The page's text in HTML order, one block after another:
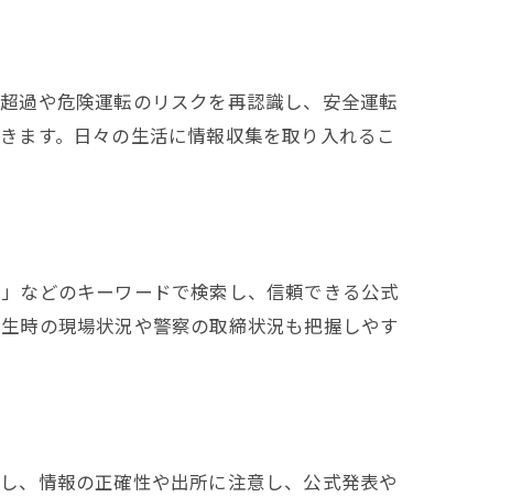
過や危険運転のリスクを再認識し、安全運転
ます。日々の生活に情報収集を取り入れるこ
などのキーワードで検索し、信頼できる公式
時の現場状況や警察の取締状況も把握しやす
、情報の正確性や出所に注意し、公式発表や